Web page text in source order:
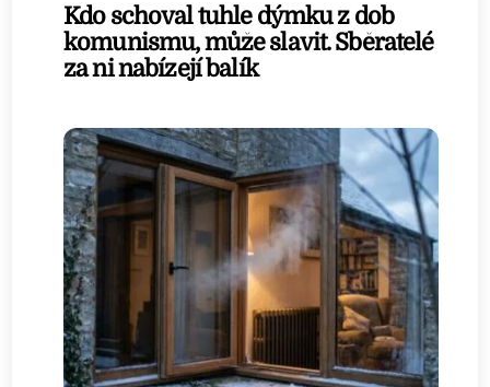
Kdo schoval tuhle dýmku z dob
komunismu, může slavit. Sběratelé
za ni nabízejí balík